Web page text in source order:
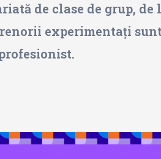
de clase de grup,
experimentați